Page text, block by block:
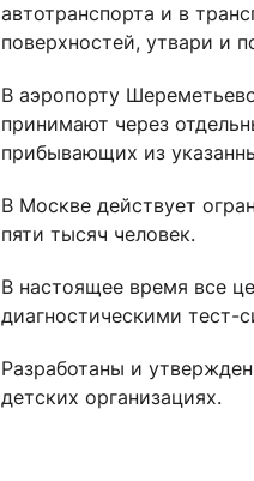
автотранспорта и в
поверхностей, утвари и
В аэропорту
принимают через
прибывающих из
В Москве действует
пяти тысяч человек.
В настоящее время все
диагностическими тест-
Разработаны и
детских организациях.